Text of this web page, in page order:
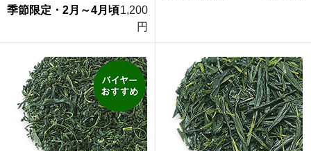
季節限定・2月～4月頃1,200
円